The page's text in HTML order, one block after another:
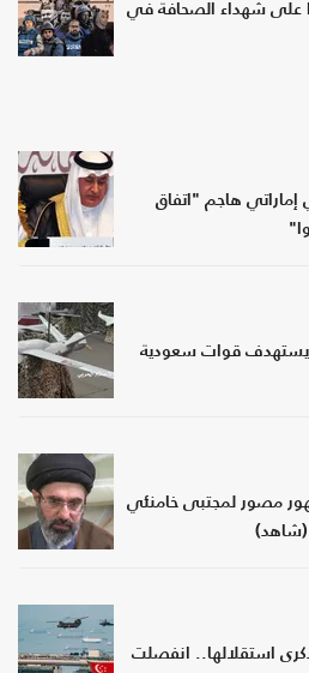
على شهداء الصحافة في
إماراتي هاجم "اتفاق
قوات سعودية
مصور لمجتبى خامنئي
(شاهد)
استقلالها.. انفصلت